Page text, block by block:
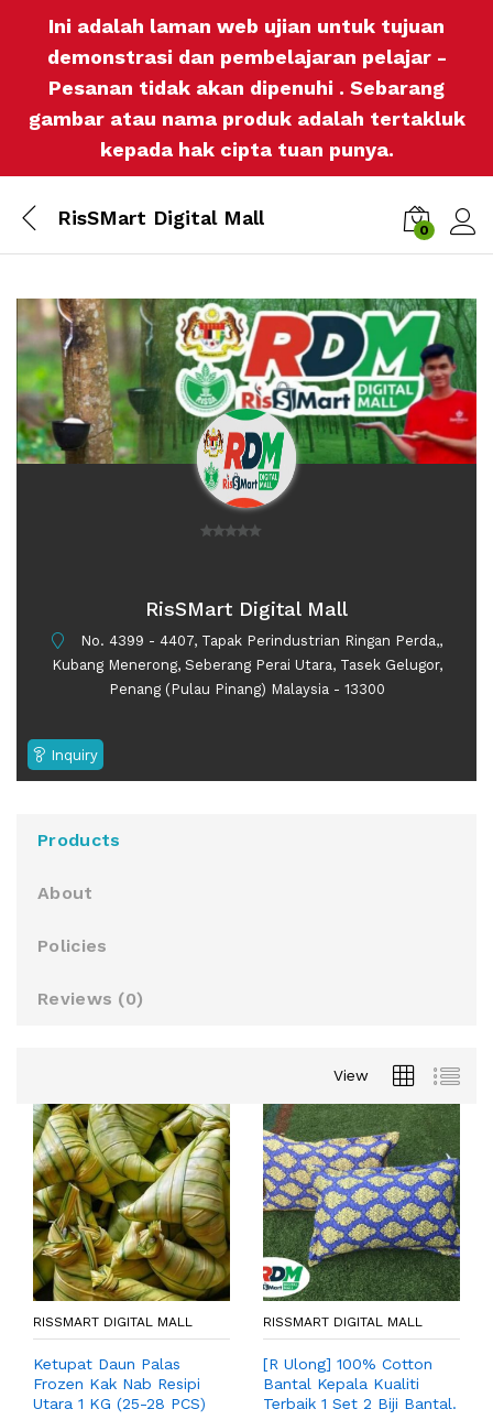
Ini adalah laman web ujian untuk tujuan
demonstrasi dan pembelajaran pelajar -
Pesanan tidak akan dipenuhi . Sebarang
gambar atau nama produk adalah tertakluk
kepada hak cipta tuan punya.
RisSMart Digital Mall
0
u
RisSMart Digital Mall
No. 4399 - 4407, Tapak Perindustrian Ringan Perda,,
Kubang Menerong, Seberang Perai Utara, Tasek Gelugor,
Penang (Pulau Pinang) Malaysia - 13300
Inquiry
Products
About
Policies
Reviews (0)
View
RISSMART DIGITAL MALL
Ketupat Daun Palas
Frozen Kak Nab Resipi
Utara 1 KG (25-28 PCS)
RISSMART DIGITAL MALL
[R Ulong] 100% Cotton
Bantal Kepala Kualiti
Terbaik 1 Set 2 Biji Bantal.